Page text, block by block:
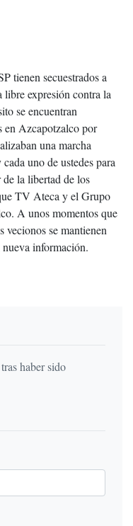
tienen secuestrados a
libre expresión contra la
se encuentran
en Azcapotzalco por
una marcha
uno de ustedes para
la libertad de los
TV Ateca y el Grupo
A unos momentos que
se mantienen
información.
haber sido